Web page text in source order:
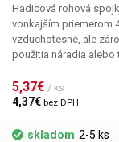
Hadicová rohová
vonkajším priemerom 4 mm. Pomocou plastovej
vzduchotesné, ale
použitia náradia alebo
vzduchu v dielni, priemysle alebo
priemerom 3 mm na
5,37€ / ks
4,37€ bez DPH
skladom 2-5 ks